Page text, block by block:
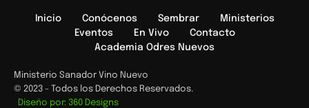
Inicio Conócenos Sembrar
Ministerios
Eventos
En Vivo
Contacto
Academia Odres Nuevos
Ministerio Sanador Vino Nuevo
© 2023 - Todos los Derechos Reservados.
Diseño por: 360 Designs